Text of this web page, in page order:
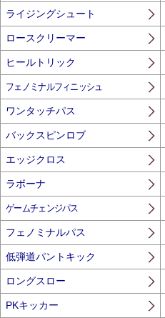
ライジングシュート
ロースクリーマー
ヒールトリック
フェノミナルフィニッシュ
ワンタッチパス
バックスピンロブ
エッジクロス
ラボーナ
ゲームチェンジパス
フェノミナルパス
低弾道パントキック
ロングスロー
PKキッカー